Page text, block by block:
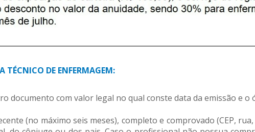
TÉCNICO DE ENFERMAGEM:
documento com valor legal no qual conste data da emissão e o
(no máximo seis meses), completo e comprovado (CEP,